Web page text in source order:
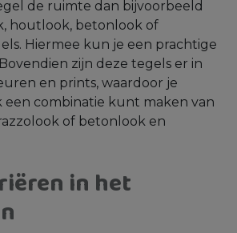
de ruimte dan bijvoorbeeld
houtlook, betonlook of
Hiermee kun je een prachtige
zijn deze tegels er in
en prints, waardoor je
een combinatie kunt maken van
of betonlook en
in het